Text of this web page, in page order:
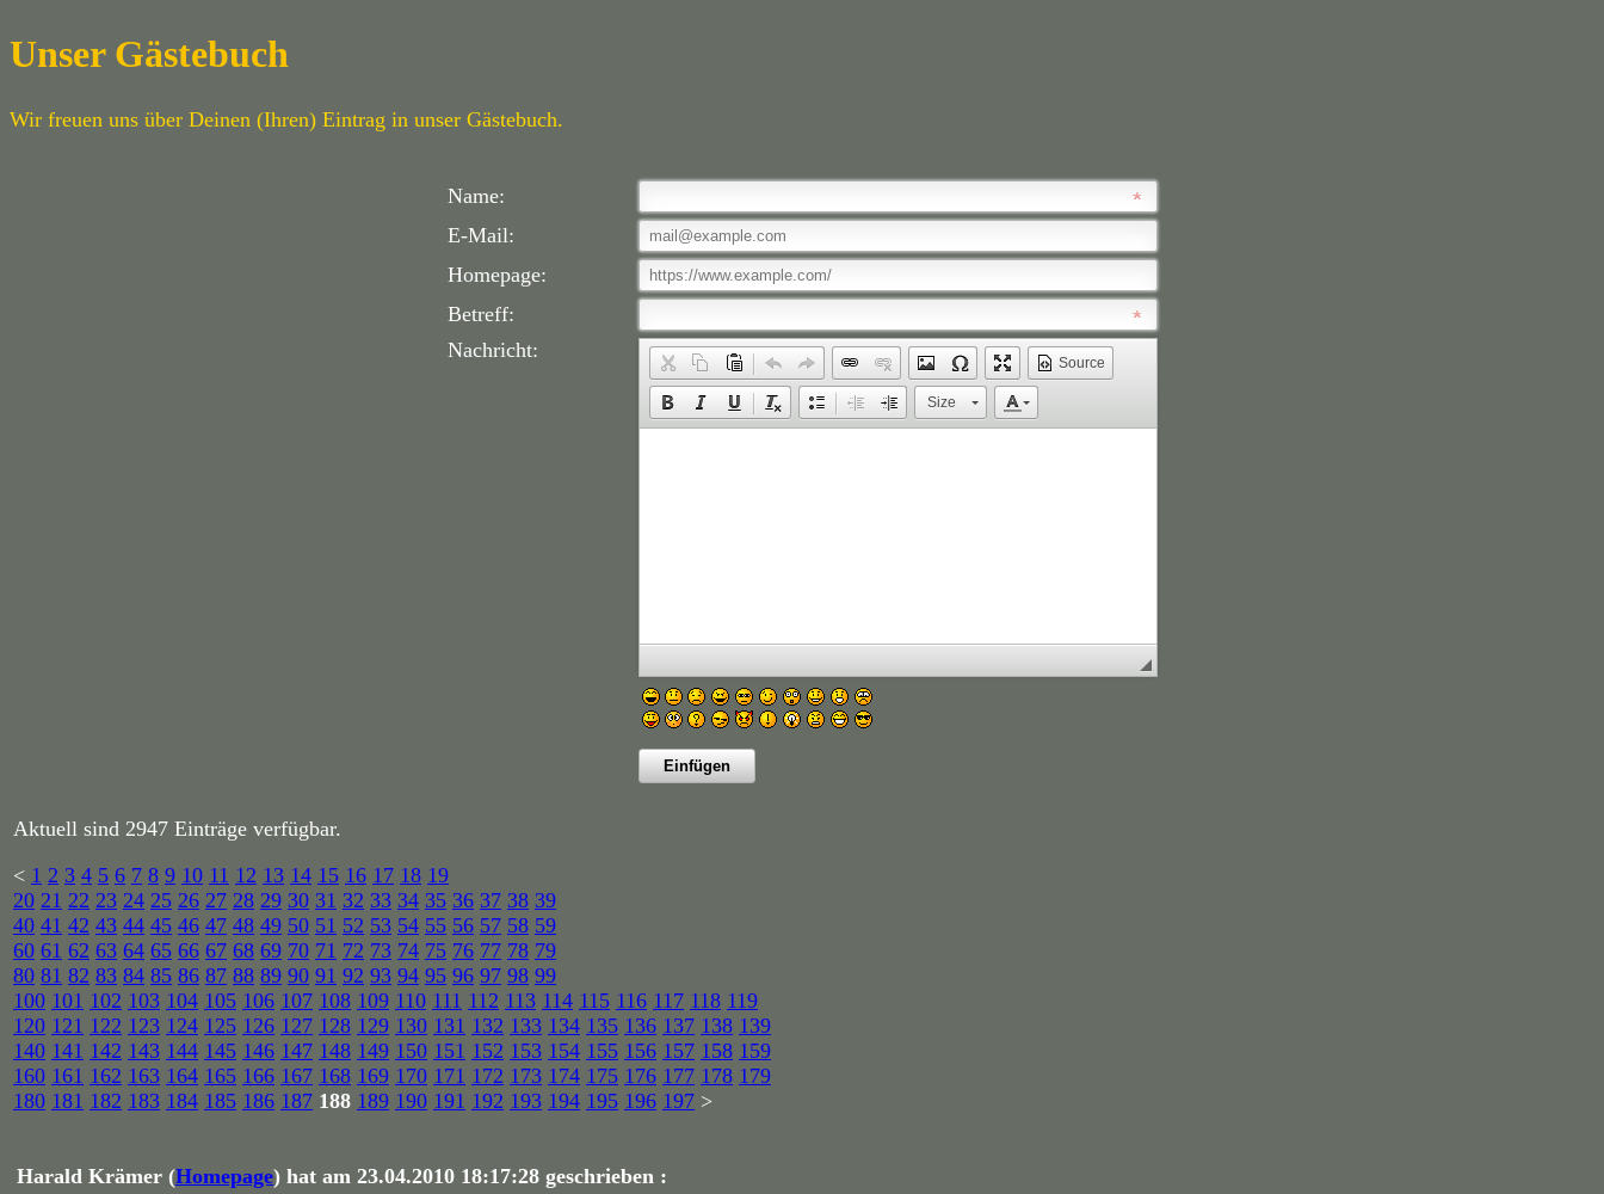
Unser Gästebuch
Wir freuen uns über Deinen (Ihren) Eintrag in unser Gästebuch.
Name:
E-Mail:
Homepage:
Betreff:
Nachricht:
Source
Size
Aktuell sind 2947 Einträge verfügbar.
< 1 2 3 4 5 6 7 8 9 10 11 12 13 14 15 16 17 18 19
20 21 22 23 24 25 26 27 28 29 30 31 32 33 34 35 36 37 38 39
40 41 42 43 44 45 46 47 48 49 50 51 52 53 54 55 56 57 58 59
60 61 62 63 64 65 66 67 68 69 70 71 72 73 74 75 76 77 78 79
80 81 82 83 84 85 86 87 88 89 90 91 92 93 94 95 96 97 98 99
100 101 102 103 104 105 106 107 108 109 110 111 112 113 114 115 116 117 118 119
120 121 122 123 124 125 126 127 128 129 130 131 132 133 134 135 136 137 138 139
140 141 142 143 144 145 146 147 148 149 150 151 152 153 154 155 156 157 158 159
160 161 162 163 164 165 166 167 168 169 170 171 172 173 174 175 176 177 178 179
180 181 182 183 184 185 186 187 188 189 190 191 192 193 194 195 196 197 >
Harald Krämer (Homepage) hat am 23.04.2010 18:17:28 geschrieben :